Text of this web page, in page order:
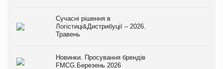
Сучасні рішення в
Логістиці&Дистрибуції – 2026.
Травень
Новинки. Просування брендів
FMCG.Березень 2026